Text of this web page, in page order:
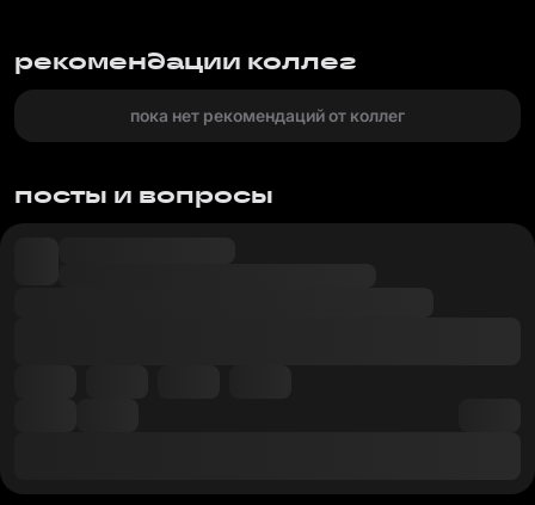
рекомендации коллег
пока нет рекомендаций от коллег
посты и вопросы